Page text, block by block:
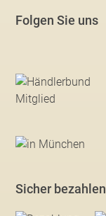
Folgen Sie uns
Sicher bezahlen